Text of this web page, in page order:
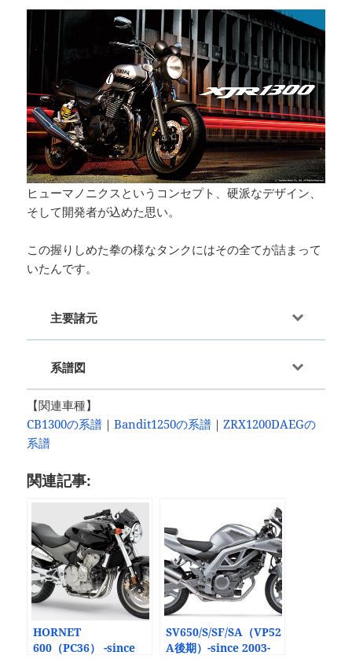
ヒューマノニクスというコンセプト、硬派なデザイン、
そして開発者が込めた思い。
この握りしめた拳の様なタンクにはその全てが詰まって
いたんです。
主要諸元
系譜図
【関連車種】
CB1300の系譜 ｜Bandit1250の系譜 ｜ZRX1200DAEGの
系譜
関連記事:
HORNET
600（PC36） -since
SV650/S/SF/SA（VP52
A後期）-since 2003-